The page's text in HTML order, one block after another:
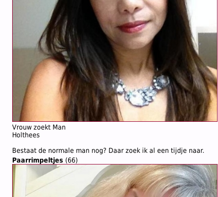
Vrouw zoekt Man
Holthees
Bestaat de normale man nog? Daar zoek ik al een tijdje naar.
Paarrimpeltjes (66)